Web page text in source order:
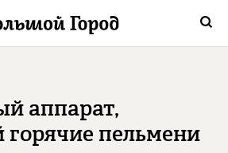
аппарат,
пельмени